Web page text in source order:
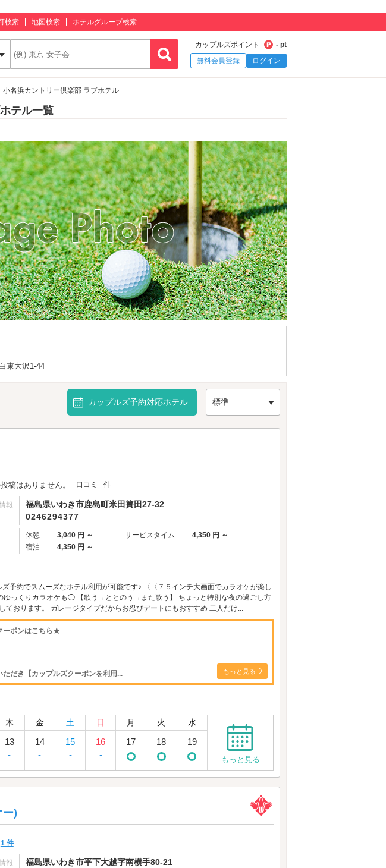
検索 地図検索 ホテルグループ検索
カップルズポイント
- pt
無料会員登録
ログイン
小名浜カントリー倶楽部 ラブホテル
テル一覧
東大沢1-44
カップルズ予約対応ホテル 標準
稿はありません。 口コミ - 件
報
福島県いわき市鹿島町米田簣田27-32
0246294377
休憩 3,040 円 ～ サービスタイム
4,350 円 ～
宿泊
4,350 円 ～
約でスムーズなホテル利用が可能です♪ 〈〈７５インチ大画面でカラオケが楽し
ゆっくりカラオケも◯ 【歌う→ととのう→また歌う】 ちょっと特別な夜の過ごし方
ております。 ガレージタイプだからお忍びデートにもおすすめ 二人だけ...
ーポンはこちら★
だき【カップルズクーポンを利用... もっと見る
木 金 土 日 月 火 水
13
-
14
-
15
-
16
-
17 18 19
もっと見る
ー)
1 件
報
福島県いわき市平下大越字南横手80-21